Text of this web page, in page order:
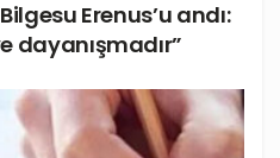
Bilgesu Erenus’u andı:
dayanışmadır”